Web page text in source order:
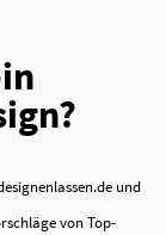
und
von Top-